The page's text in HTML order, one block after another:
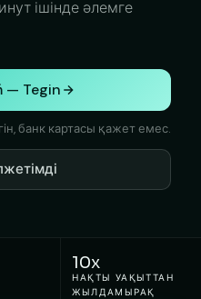
ішінде әлемге
— Tegin
банк картасы қажет емес.
10x
НАҚТЫ УАҚЫТТАН
ЖЫЛДАМЫРАҚ